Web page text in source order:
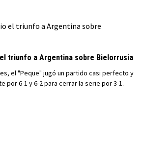
triunfo a Argentina sobre Bielorrusia
el "Peque" jugó un partido casi perfecto y
por 6-1 y 6-2 para cerrar la serie por 3-1.